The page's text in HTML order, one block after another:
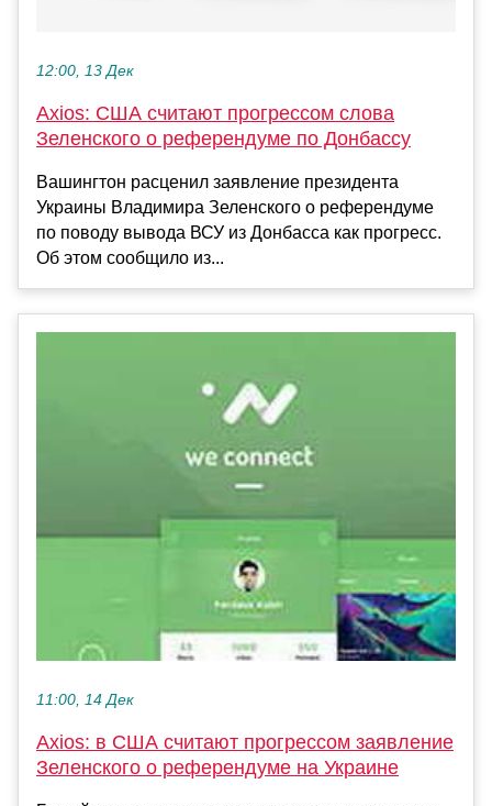
12:00, 13 Дек
Axios: США считают прогрессом слова
Зеленского о референдуме по Донбассу
Вашингтон расценил заявление президента
Украины Владимира Зеленского о референдуме
по поводу вывода ВСУ из Донбасса как прогресс.
Об этом сообщило из...
11:00, 14 Дек
Axios: в США считают прогрессом заявление
Зеленского о референдуме на Украине